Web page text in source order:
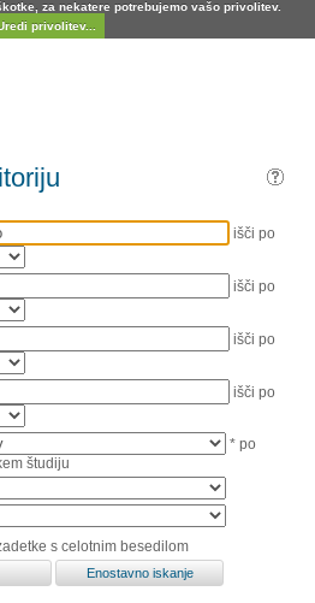
za nekatere potrebujemo vašo privolitev.
privolitev...
išči po
išči po
išči po
išči po
* po
študiju
s celotnim besedilom